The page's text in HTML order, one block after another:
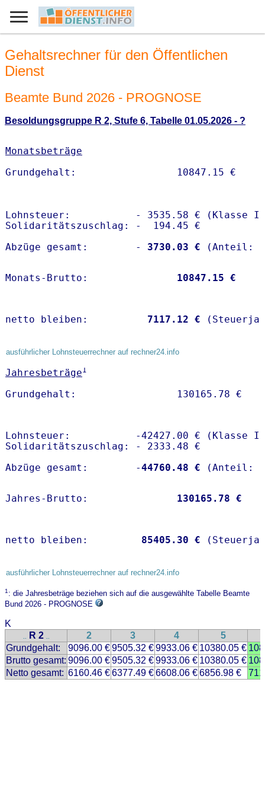
Gehaltsrechner für den Öffentlichen
Dienst
Beamte Bund 2026 - PROGNOSE
Besoldungsgruppe R 2, Stufe 6, Tabelle 01.05.2026 - ?
Monatsbeträge
Lohnsteuer:           - 3535.58 € (Klasse I)
Solidaritätszuschlag: -  194.45 €
Abzüge gesamt:        -
3730.03 €
Monats-Brutto: 10847.15 €
netto bleiben: 7117.12 €
ausführlicher Lohnsteuerrechner auf rechner24.info
Jahresbeträge1
Lohnsteuer:           -42427.00 € (Klasse I)
Solidaritätszuschlag: - 2333.48 €
Abzüge gesamt:        -44760.48 €
Jahres-Brutto: 130165.78 €
netto bleiben: 85405.30 €
ausführlicher Lohnsteuerrechner auf rechner24.info
1: die Jahresbeträge beziehen sich auf die ausgewählte Tabelle Beamte
Bund 2026 - PROGNOSE
K
.. R 2 .. 2 3 4
5
Grundgehalt:
9096.00 €9505.32 €9933.06 € 10380.05 €
Brutto gesamt: 9096.00 €9505.32 €9933.06 € 10380.05 €
Netto gesamt: 6160.46 €6377.49 €6608.06 €6856.98 €